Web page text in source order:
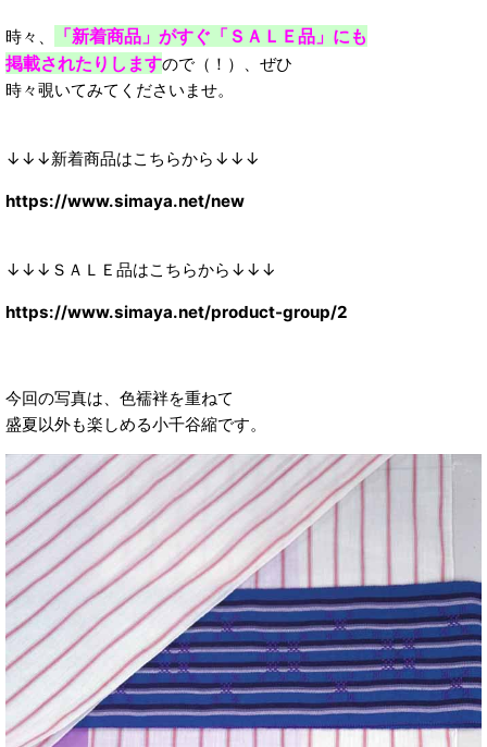
時々、
「新着商品」がすぐ「ＳＡＬＥ品」にも
掲載されたりしますので（！）、ぜひ
時々覗いてみてくださいませ。
↓↓↓新着商品はこちらから↓↓↓
https://www.simaya.net/new
↓↓↓ＳＡＬＥ品はこちらから↓↓↓
https://www.simaya.net/product-group/2
今回の写真は、色襦袢を重ねて
盛夏以外も楽しめる小千谷縮です。